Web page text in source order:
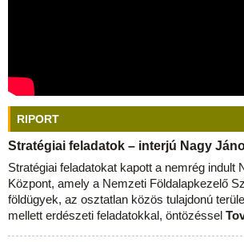
RIPORT
Stratégiai feladatok – interjú Nagy
Stratégiai feladatokat kapott a nemrég indult
Központ, amely a Nemzeti Földalapkezelő
földügyek, az osztatlan közös tulajdonú
mellett erdészeti feladatokkal, öntözéssel